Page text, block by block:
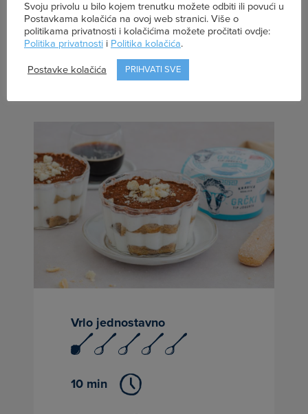
Svježe s kraljičinog
stola
Vrlo jednostavno
10 min
Svoju privolu u bilo kojem trenutku možete odbiti ili povući u
Postavkama kolačića na ovoj web stranici. Više o
politikama privatnosti i kolačićima možete pročitati ovdje:
Politika privatnosti i Politika kolačića.
Postavke kolačića PRIHVATI SVE